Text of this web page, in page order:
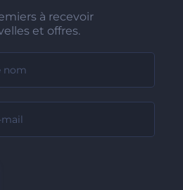
à recevoir
et offres.